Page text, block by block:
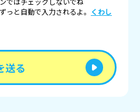
と自動で入力されるよ。 くわし
送る